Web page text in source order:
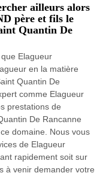
ailleurs alors
père et fils le
Quantin De
Elagueur
en la matière
Quantin De
comme Elagueur
prestations de
De Rancanne
domaine. Nous vous
de Elagueur
rapidement soit sur
à venir demander votre